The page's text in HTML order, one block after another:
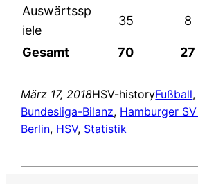
Auswärtssp
iele
35 8
Gesamt 70 27
März 17, 2018HSV-historyFußball,
Bundesliga-Bilanz, Hamburger
Berlin, HSV, Statistik